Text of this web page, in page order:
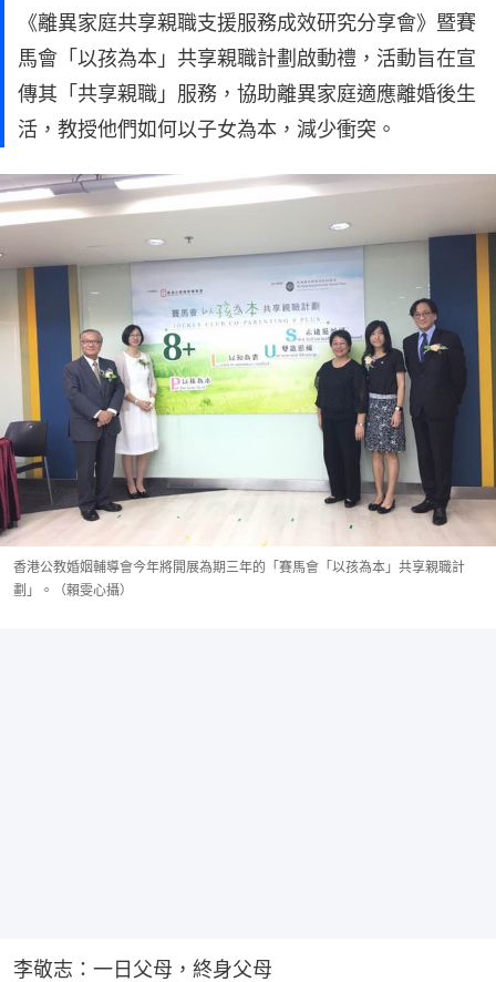
《離異家庭共享親職支援服務成效研究分享會》暨賽
馬會「以孩為本」共享親職計劃啟動禮，活動旨在宣
傳其「共享親職」服務，協助離異家庭適應離婚後生
活，教授他們如何以子女為本，減少衝突。
香港公教婚姻輔導會今年將開展為期三年的「賽馬會「以孩為本」共享親職計
劃」。（賴雯心攝）
李敬志：一日父母，終身父母